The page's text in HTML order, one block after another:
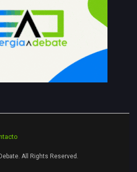
All Rights Reserved.